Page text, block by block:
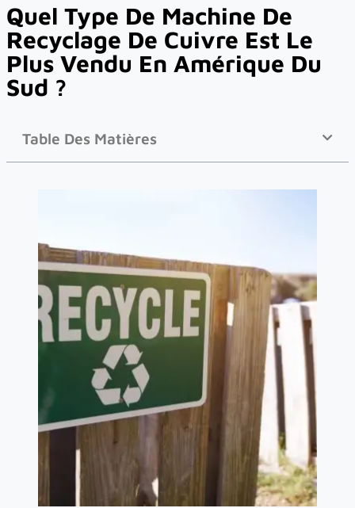
Quel Type De Machine De
Recyclage De Cuivre Est Le
Plus Vendu En Amérique Du
Sud ?
Table Des Matières